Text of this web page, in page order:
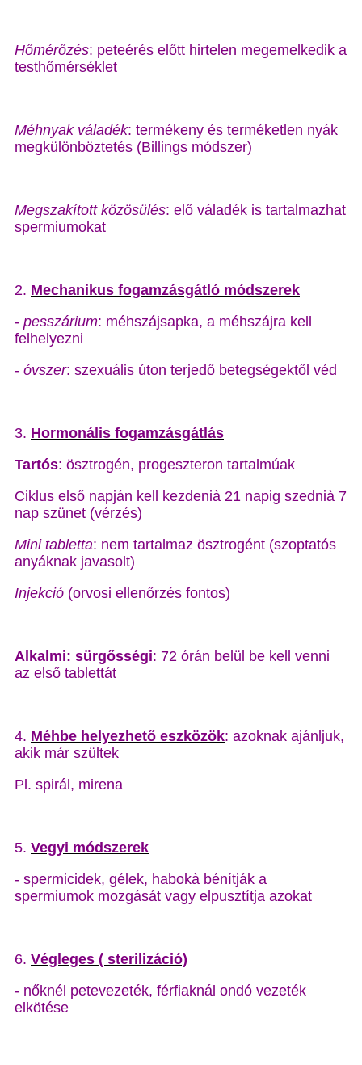
Hőmérőzés: peteérés előtt hirtelen megemelkedik a
testhőmérséklet
Méhnyak váladék: termékeny és terméketlen nyák
megkülönböztetés (Billings módszer)
Megszakított közösülés: elő váladék is tartalmazhat
spermiumokat
2. Mechanikus fogamzásgátló módszerek
- pesszárium: méhszájsapka, a méhszájra kell
felhelyezni
- óvszer: szexuális úton terjedő betegségektől véd
3. Hormonális fogamzásgátlás
Tartós: ösztrogén, progeszteron tartalmúak
Ciklus első napján kell kezdenià 21 napig szednià 7
nap szünet (vérzés)
Mini tabletta: nem tartalmaz ösztrogént (szoptatós
anyáknak javasolt)
Injekció (orvosi ellenőrzés fontos)
Alkalmi: sürgősségi: 72 órán belül be kell venni
az első tablettát
4. Méhbe helyezhető eszközök: azoknak ajánljuk,
akik már szültek
Pl. spirál, mirena
5. Vegyi módszerek
- spermicidek, gélek, habokà bénítják a
spermiumok mozgását vagy elpusztítja azokat
6. Végleges ( sterilizáció)
- nőknél petevezeték, férfiaknál ondó vezeték
elkötése